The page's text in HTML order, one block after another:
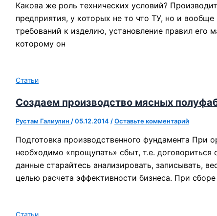
Какова же роль технических условий?
предприятия, у которых не то что ТУ, но и
требований к изделию, установление правил его
которому он
Статьи
Создаем производство мясных
Рустам Галиулин /05.12.2014 /Оставьте комментарий
Подготовка производственного фундамента При
необходимо «прощупать» сбыт, т.е.
данные старайтесь анализировать, записывать,
целью расчета эффективности бизнеса. При
Статьи